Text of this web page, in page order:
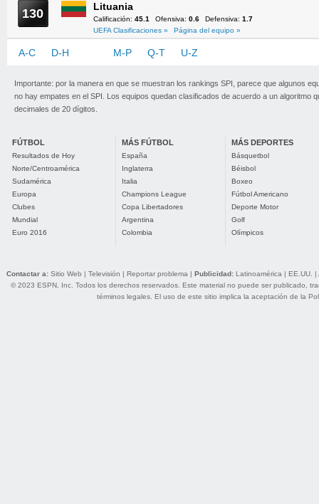
130 Lituania
Calificación: 45.1 Ofensiva: 0.6 Defensiva: 1.7
UEFA Clasificaciones »
Página del equipo »
A-C D-H M-P Q-T U-Z
Importante: por la manera en que se muestran los rankings SPI, parece que algunos
no hay empates en el SPI. Los equipos quedan clasificados de acuerdo a un algoritmo
decimales de 20 dígitos.
FÚTBOL
Resultados de Hoy
Norte/Centroamérica
Sudamérica
Europa
Clubes
Mundial
Euro 2016
MÁS FÚTBOL
España
Inglaterra
Italia
Champions League
Copa Libertadores
Argentina
Colombia
MÁS DEPORTES
Básquetbol
Béisbol
Boxeo
Fútbol Americano
Deporte Motor
Golf
Olímpicos
Contactar a: Sitio Web | Televisión | Reportar problema | Publicidad: Latinoamérica | EE.UU. |
© 2023 ESPN, Inc. Todos los derechos reservados. Este material no puede ser publicado,
términos legales. El uso de este sitio implica la aceptación de la